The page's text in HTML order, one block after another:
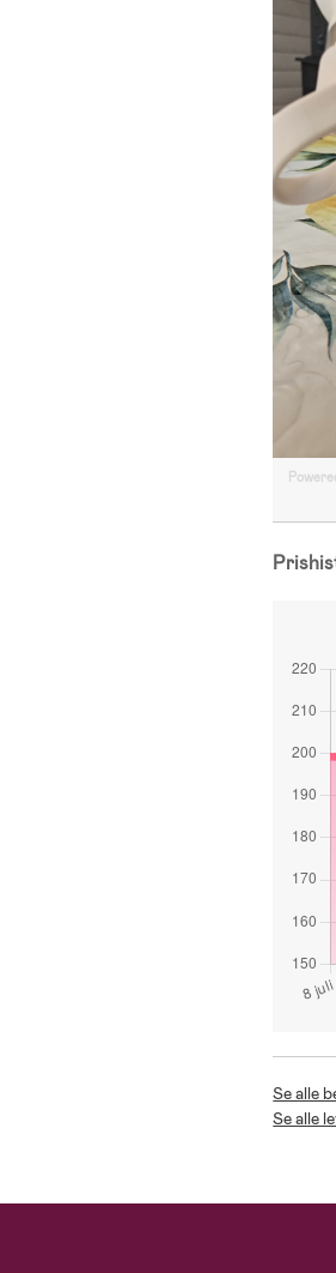
Se alle
Se alle